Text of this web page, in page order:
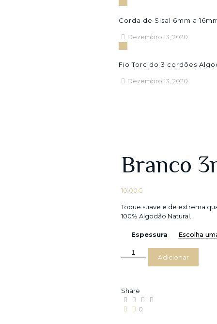
Corda de Sisal 6mm a
Dezembro 13, 2020
Fio Torcido 3 cordões
Dezembro 13, 2020
Branco
10.00€
Toque suave e de extrema
100% Algodão Natural.
Espessura
Quantidade
3
cordões
Algodão
Adicionar
Share
0